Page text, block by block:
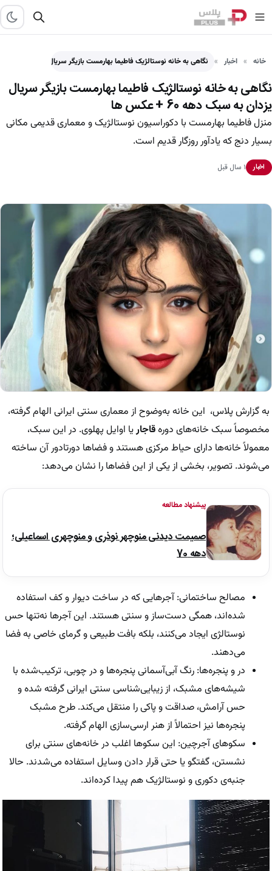
خانه اخبار نگاهی به خانه نوستالژیک فاطیما بهارمست بازیگر سریال یزدان به…
نگاهی به خانه نوستالژیک فاطیما بهارمست بازیگر سریال
یزدان به سبک دهه 60 + عکس ها
منزل فاطیما بهارمست با دکوراسیون نوستالژیک و معماری قدیمی مکانی
بسیار دنج که یادآور روزگار قدیم است.
اخبار ۱ سال قبل
به گزارش پلاس، این خانه به‌وضوح از معماری سنتی ایرانی الهام گرفته،
مخصوصاً سبک خانه‌های دورهقاجاریا اوایل پهلوی. در این سبک،
معمولاً خانه‌ها دارای حیاط مرکزی هستند و فضاها دورتادور آن ساخته
می‌شوند. تصویر، بخشی از یکی از این فضاها را نشان می‌دهد:
پیشنهاد مطالعه
صمیمت دیدنی منوچهر نوذری و منوچهری اسماعیلی؛
دهه 70
مصالح ساختمانی: آجرهایی که در ساخت دیوار و کف استفاده
شده‌اند، همگی دست‌ساز و سنتی هستند. این آجرها نه‌تنها حس
نوستالژی ایجاد می‌کنند، بلکه بافت طبیعی و گرمای خاصی به فضا
می‌دهند.
در و پنجره‌ها: رنگ آبی‌آسمانی پنجره‌ها و در چوبی، ترکیب‌شده با
شیشه‌های مشبک، از زیبایی‌شناسی سنتی ایرانی گرفته شده و
حس آرامش، صداقت و پاکی را منتقل می‌کند. طرح مشبک
پنجره‌ها نیز احتمالاً از هنر ارسی‌سازی الهام گرفته.
سکوهای آجرچین: این سکوها اغلب در خانه‌های سنتی برای
نشستن، گفتگو یا حتی قرار دادن وسایل استفاده می‌شدند. حالا
جنبه‌ی دکوری و نوستالژیک هم پیدا کرده‌اند.